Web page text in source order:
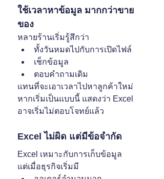
ใช้เวลาหาข้อมูล มากกว่าขาย
ของ
หลายร้านเริ่มรู้สึกว่า
ทั้งวันหมดไปกับการเปิดไฟล์
เช็กข้อมูล
ตอบคำถามเดิม
แทนที่จะเอาเวลาไปหาลูกค้าใหม่
หากเริ่มเป็นแบบนี้ แสดงว่า Excel
อาจเริ่มไม่ตอบโจทย์แล้ว
Excel ไม่ผิด แต่มีข้อจำกัด
Excel เหมาะกับการเก็บข้อมูล
แต่เมื่อธุรกิจเริ่มมี